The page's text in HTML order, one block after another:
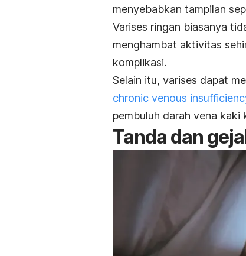
menyebabkan tampilan
Varises ringan biasanya
menghambat aktivitas
komplikasi.
Selain itu, varises dapat
chronic venous
pembuluh darah vena kaki
Tanda dan